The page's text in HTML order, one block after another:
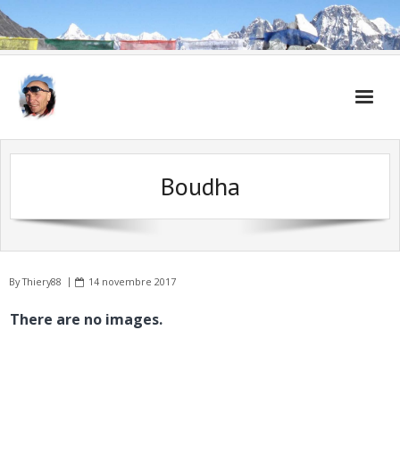
Accueil
Boudha
ByThiery88 14 novembre 2017
There are no images.